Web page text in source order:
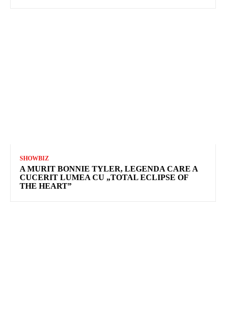
SHOWBIZ
A MURIT BONNIE TYLER, LEGENDA CARE A
CUCERIT LUMEA CU „TOTAL ECLIPSE OF
THE HEART”